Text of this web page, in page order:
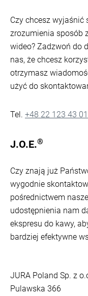
Czy chcesz wyjaśnić
zrozumienia sposób
wideo? Zadzwoń do
nas, że chcesz
otrzymasz
użyć do
Tel. +48 22 123 43 01
J.O.E.®
Czy znają już
wygodnie
pośrednictwem
udostępnienia nam
ekspresu do kawy,
bardziej efektywne
JURA Poland Sp. z
Pulawska 366